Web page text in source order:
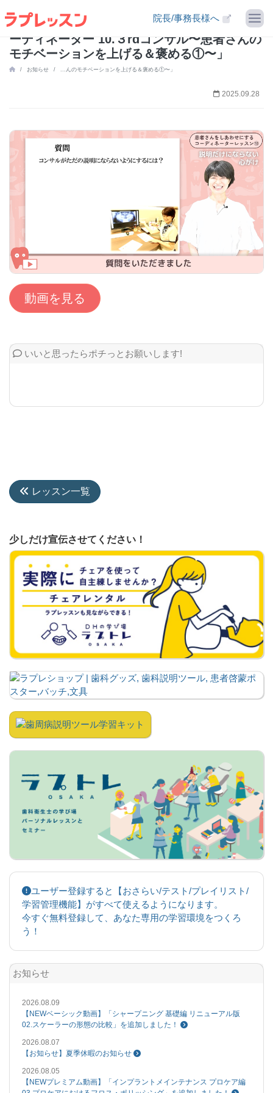
院長/事務長様へ
【NEWベーシック動画】「患者さんをしあわ
せにするコーディネーターレッスン Happyコ
ーディネーター 10.３rdコンサル〜患者さんの
モチベーションを上げる＆褒める①〜」
お知らせ ...んのモチベーションを上げる＆褒める①〜」
2025.09.28
動画を見る
いいと思ったらポチっとお願いします!
レッスン一覧
少しだけ宣伝させてください！
ユーザー登録すると【おさらい/テスト/プレイリスト/
学習管理機能】がすべて使えるようになります。
今すぐ無料登録して、あなた専用の学習環境をつくろ
う！
お知らせ
2026.08.09
【NEWベーシック動画】「シャープニング 基礎編 リニューアル版
02.スケーラーの形態の比較」を追加しました！
2026.08.07
【お知らせ】夏季休暇のお知らせ
2026.08.05
【NEWプレミアム動画】「インプラントメインテナンス プロケア編